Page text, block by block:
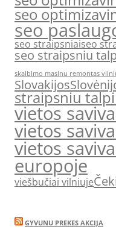
seo
seo
seo straipsniaiseo
seo straipsniu
skalbimo masinu remontas
Slovakijos
straipsniu
vietos
vietos
vietos
europoje
viešbučiai vilniuje
GYVUNU PREKES AKCIJA